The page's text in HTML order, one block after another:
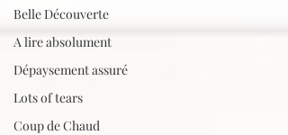
Belle Découverte
A lire absolument
Dépaysement assuré
Lots of tears
Coup de Chaud